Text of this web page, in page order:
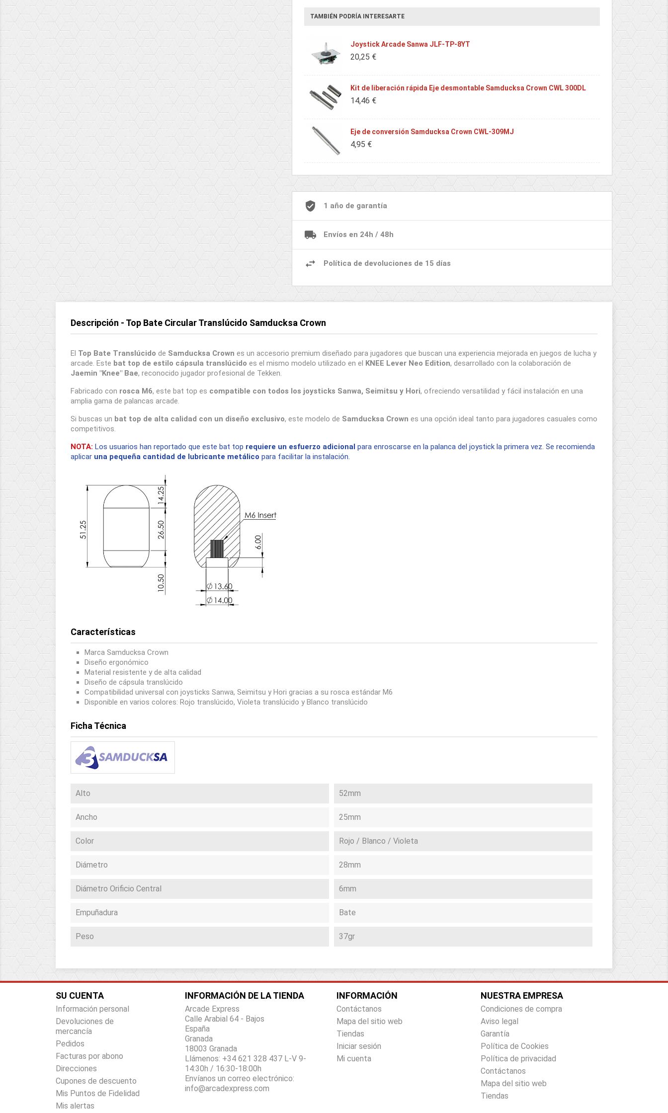
TAMBIÉN PODRÍA INTERESARTE
Joystick Arcade Sanwa JLF-TP-8YT
20,25 €
Kit de liberación rápida Eje desmontable Samducksa Crown CWL 300DL
14,46 €
Eje de conversión Samducksa Crown CWL-309MJ
4,95 €
1 año de garantía
Envíos en 24h / 48h
Política de devoluciones de 15 días
Descripción - Top Bate Circular Translúcido Samducksa Crown
El Top Bate Translúcido de Samducksa Crown es un accesorio premium diseñado para jugadores que buscan una experiencia mejorada en juegos de lucha y
arcade. Este bat top de estilo cápsula translúcido es el mismo modelo utilizado en el KNEE Lever Neo Edition, desarrollado con la colaboración de
Jaemin "Knee" Bae, reconocido jugador profesional de Tekken.
Fabricado con rosca M6, este bat top es compatible con todos los joysticks Sanwa, Seimitsu y Hori, ofreciendo versatilidad y fácil instalación en una
amplia gama de palancas arcade.
Si buscas un bat top de alta calidad con un diseño exclusivo, este modelo de Samducksa Crown es una opción ideal tanto para jugadores casuales como
competitivos.
NOTA: Los usuarios han reportado que este bat top requiere un esfuerzo adicional para enroscarse en la palanca del joystick la primera vez. Se recomienda
aplicar una pequeña cantidad de lubricante metálico para facilitar la instalación.
Características
Marca Samducksa Crown
Diseño ergonómico
Material resistente y de alta calidad
Diseño de cápsula translúcido
Compatibilidad universal con joysticks Sanwa, Seimitsu y Hori gracias a su rosca estándar M6
Disponible en varios colores: Rojo translúcido, Violeta translúcido y Blanco translúcido
Ficha Técnica
Alto 52mm
Ancho 25mm
Color Rojo / Blanco / Violeta
Diámetro 28mm
Diámetro Orificio Central 6mm
Empuñadura Bate
Peso 37gr
SU CUENTA
Información personal
Devoluciones de
mercancía
Pedidos
Facturas por abono
Direcciones
Cupones de descuento
Mis Puntos de Fidelidad
Mis alertas
INFORMACIÓN DE LA TIENDA
Arcade Express
Calle Arabial 64 - Bajos
España
Granada
18003 Granada
Llámenos: +34 621 328 437 L-V 9-
14:30h / 16:30-18:00h
Envíanos un correo electrónico:
info@arcadexpress.com
INFORMACIÓN
Contáctanos
Mapa del sitio web
Tiendas
Iniciar sesión
Mi cuenta
NUESTRA EMPRESA
Condiciones de compra
Aviso legal
Garantía
Política de Cookies
Política de privacidad
Contáctanos
Mapa del sitio web
Tiendas